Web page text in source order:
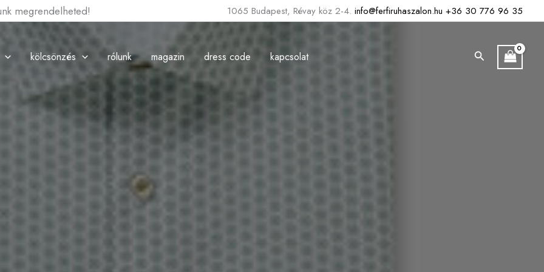
megrendelheted! 1065 Budapest, Révay köz 2-4. info@ferfiruhaszalon.hu +36 30 776 96 35
kölcsönzés rólunk magazin dress code kapcsolat Search